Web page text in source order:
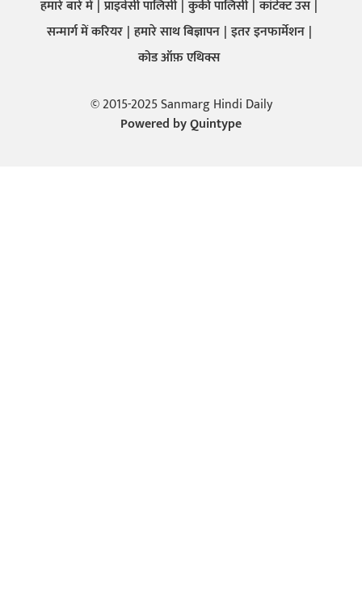
हमारे बारे में प्राइवेसी पालिसी कुकी पालिसी कांटेक्ट उस
सन्मार्ग में करियर हमारे साथ बिज्ञापन इतर इनफार्मेशन
कोड ऑफ़ एथिक्स
© 2015-2025 Sanmarg Hindi Daily
Powered byQuintype